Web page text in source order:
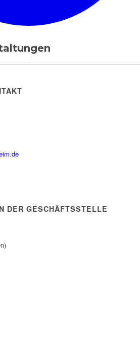
DER GESCHÄFTSSTELLE